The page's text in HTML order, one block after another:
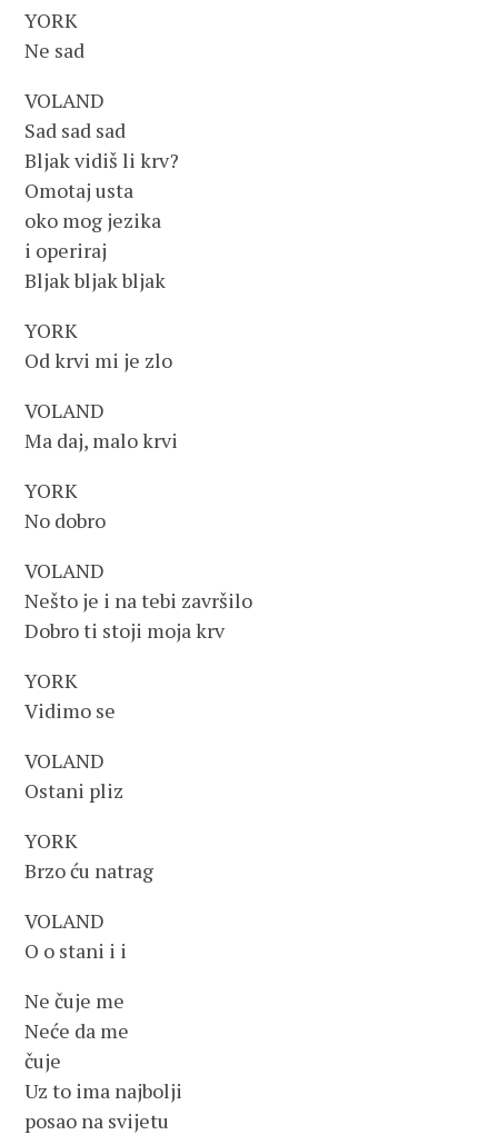
YORK
Ne sad
VOLAND
Sad sad sad
Bljak vidiš li krv?
Omotaj usta
oko mog jezika
i operiraj
Bljak bljak bljak
YORK
Od krvi mi je zlo
VOLAND
Ma daj, malo krvi
YORK
No dobro
VOLAND
Nešto je i na tebi završilo
Dobro ti stoji moja krv
YORK
Vidimo se
VOLAND
Ostani pliz
YORK
Brzo ću natrag
VOLAND
O o stani i i
Ne čuje me
Neće da me
čuje
Uz to ima najbolji
posao na svijetu